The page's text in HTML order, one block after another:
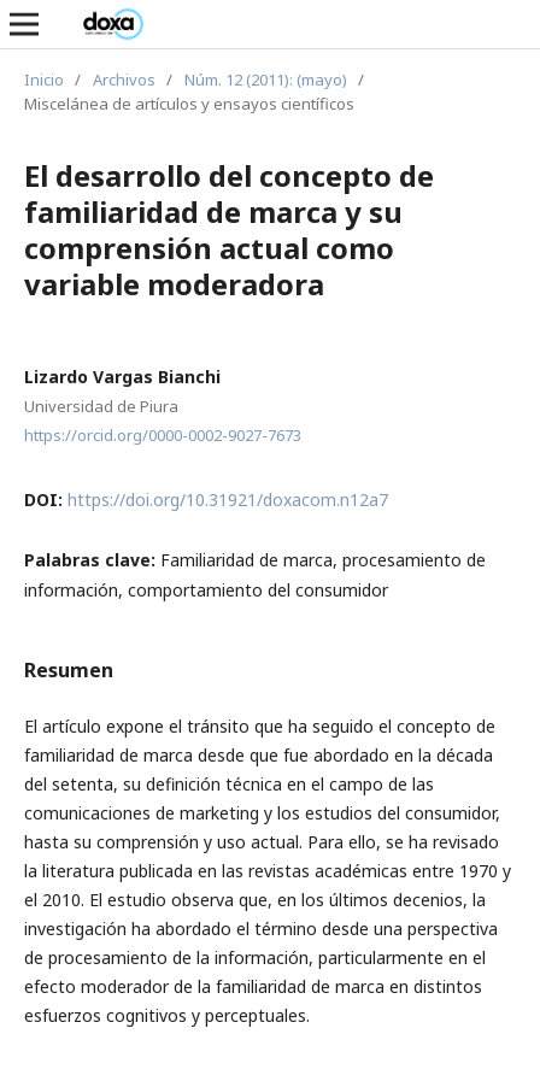
Inicio / Archivos / Núm. 12 (2011): (mayo) /
Miscelánea de artículos y ensayos científicos
El desarrollo del concepto de
familiaridad de marca y su
comprensión actual como
variable moderadora
Lizardo Vargas Bianchi
Universidad de Piura
https://orcid.org/0000-0002-9027-7673
DOI: https://doi.org/10.31921/doxacom.n12a7
Palabras clave: Familiaridad de marca, procesamiento de
información, comportamiento del consumidor
Resumen
El artículo expone el tránsito que ha seguido el concepto de
familiaridad de marca desde que fue abordado en la década
del setenta, su definición técnica en el campo de las
comunicaciones de marketing y los estudios del consumidor,
hasta su comprensión y uso actual. Para ello, se ha revisado
la literatura publicada en las revistas académicas entre 1970 y
el 2010. El estudio observa que, en los últimos decenios, la
investigación ha abordado el término desde una perspectiva
de procesamiento de la información, particularmente en el
efecto moderador de la familiaridad de marca en distintos
esfuerzos cognitivos y perceptuales.